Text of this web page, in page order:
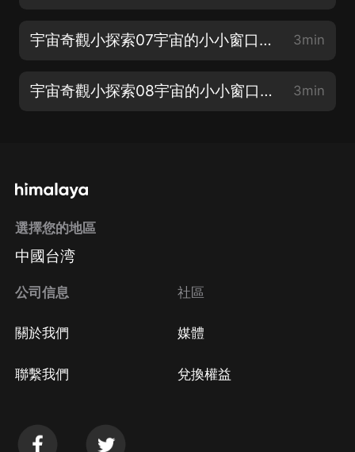
宇宙奇觀小探索07宇宙的小小窗口-宇宙產生的猜想 3min
宇宙奇觀小探索08宇宙的小小窗口-大爆炸宇宙的未來 3min
選擇您的地區
中國台湾
公司信息
關於我們
聯繫我們
社區
媒體
兌換權益